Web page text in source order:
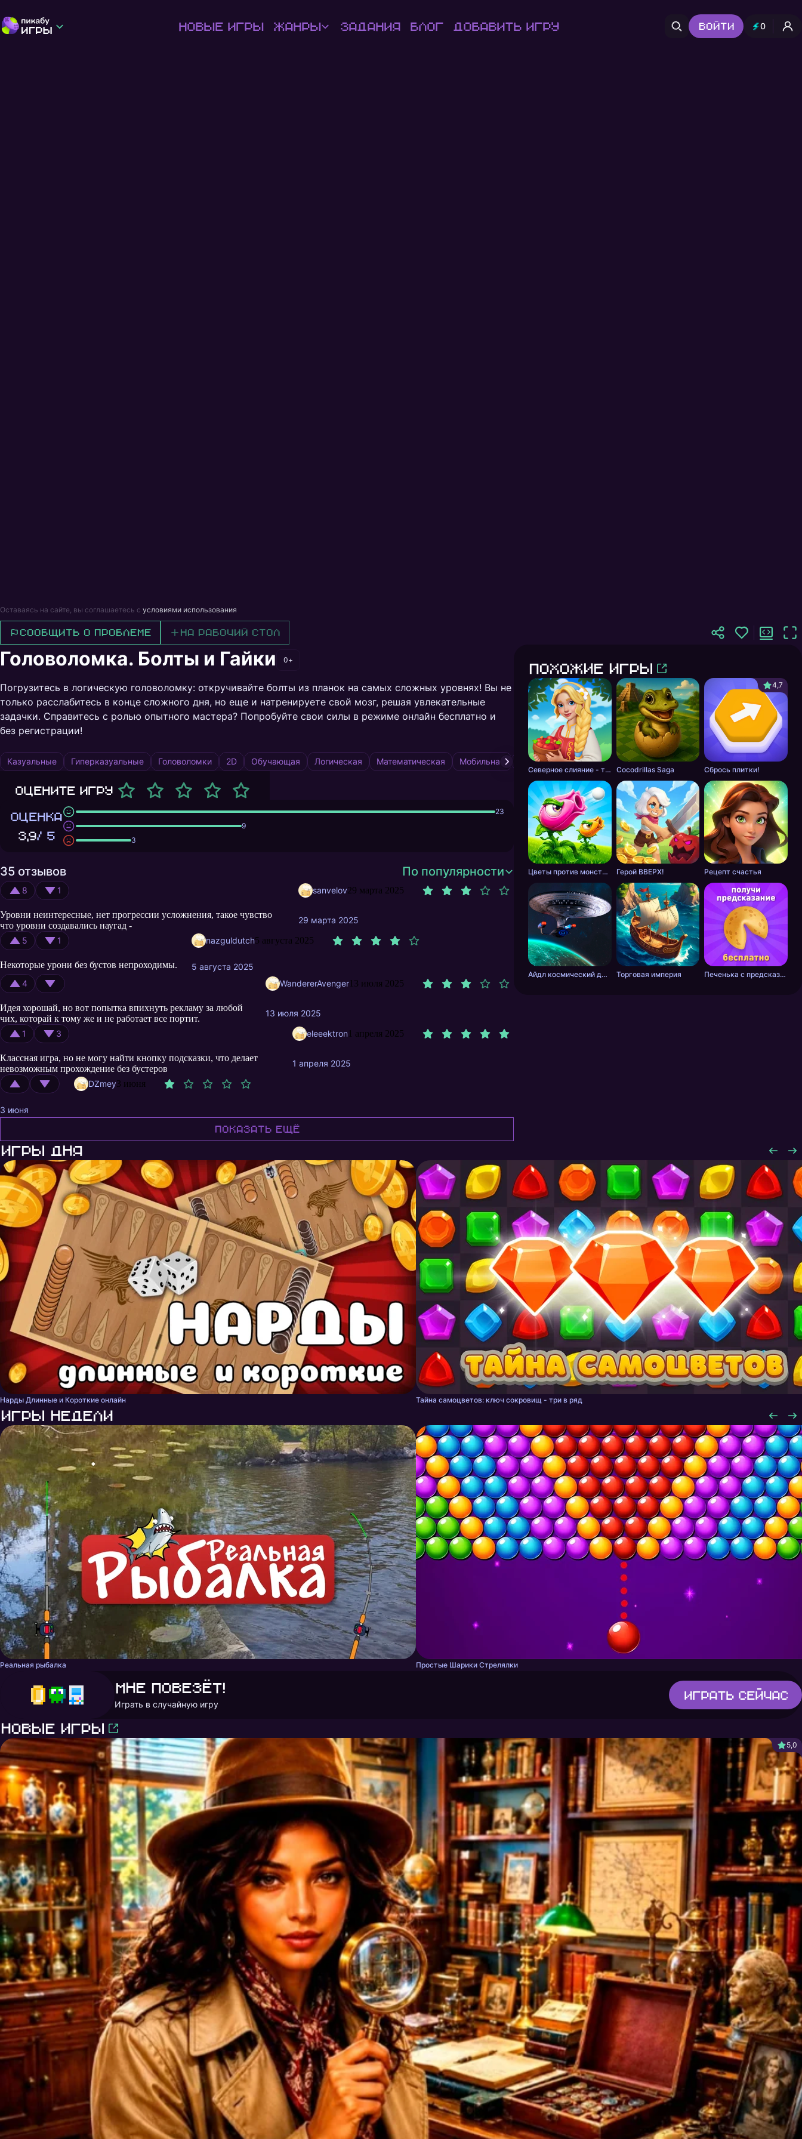
Новые игры Жанры Задания Блог Добавить игру Войти 0
Оставаясь на сайте, вы соглашаетесь с условиями использования
Сообщить о проблеме На рабочий стол
Головоломка. Болты и Гайки 0+
Погрузитесь в логическую головоломку: откручивайте болты из планок на самых сложных уровнях! Вы не
только расслабитесь в конце сложного дня, но еще и натренируете свой мозг, решая увлекательные
задачки. Справитесь с ролью опытного мастера? Попробуйте свои силы в режиме онлайн бесплатно и
без регистрации!
Казуальные Гиперказуальные Головоломки 2D Обучающая Логическая Математическая Мобильная Расслабляющая Сортировка Таймкиллер
Оцените игру
ОЦЕНКА
3,9/ 5
23
9
3
35 отзывов По популярности
8 1 sanvelov29 марта 2025
Уровни неинтересные, нет прогрессии усложнения, такое чувство
что уровни создавались наугад -
29 марта 2025
5
1 nazguldutch5 августа 2025
Некоторые урони без бустов непроходимы.
5 августа 2025
4
WandererAvenger13 июля 2025
Идея хорошай, но вот попытка впихнуть рекламу за любой
чих, которай к тому же и не работает все портит.
13 июля 2025
1
3 eleeektron1 апреля 2025
Классная игра, но не могу найти кнопку подсказки, что делает
невозможным прохождение без бустеров
1 апреля 2025
DZmey3 июня
3 июня
Показать ещё
Похожие игры
Северное слияние - тайна леса Cocodrillas Saga
4,7
Сбрось плитки!
Цветы против монстров Герой ВВЕРХ! Рецепт счастья
Айдл космический добытчик Торговая империя Печенька с предсказанием
Игры дня
Нарды Длинные и Короткие онлайн Тайна самоцветов: ключ сокровищ - три в ряд
Игры недели
Реальная рыбалка Простые Шарики Стрелялки
Мне повезёт!
Играть в случайную игру
Играть сейчас
Новые игры
5,0